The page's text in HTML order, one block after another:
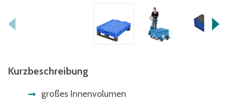
Kurzbeschreibung
großes Innenvolumen